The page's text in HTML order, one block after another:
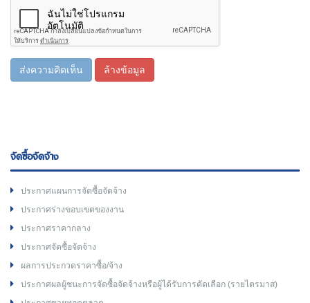
ส่งความคิดเห็น ล้างข้อมูล
จัดซื้อจัดจ้าง
ประกาศแผนการจัดซื้อจัดจ้าง
ประกาศร่างขอบเขตของงาน
ประกาศราคากลาง
ประกาศจัดซื้อจัดจ้าง
ผลการประกวดราคาซื้อ/จ้าง
ประกาศผลผู้ชนะการจัดซื้อจัดจ้างหรือผู้ได้รับการคัดเลือก (รายไตรมาส)